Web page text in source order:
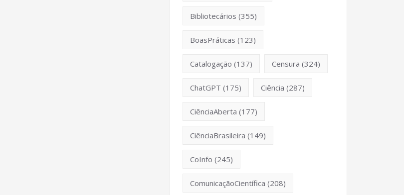
Bibliotecários (355)
BoasPráticas (123)
Catalogação (137) Censura (324)
ChatGPT (175) Ciência (287)
CiênciaAberta (177)
CiênciaBrasileira (149)
CoInfo (245)
ComunicaçãoCientífica (208)